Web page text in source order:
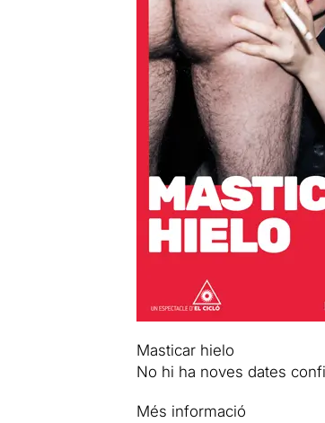
Masticar hielo
No hi ha noves dates
Més informació